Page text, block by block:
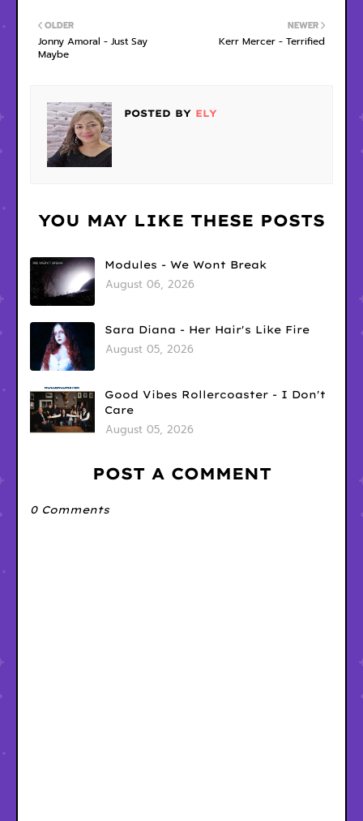
NEWER
Kerr Mercer - Terrified
OLDER
Jonny Amoral - Just Say
Maybe
POSTED BY ELY
YOU MAY LIKE THESE POSTS
Modules - We Wont Break
August 06, 2026
Sara Diana - Her Hair's Like Fire
August 05, 2026
Good Vibes Rollercoaster - I Don't
Care
August 05, 2026
POST A COMMENT
0 Comments